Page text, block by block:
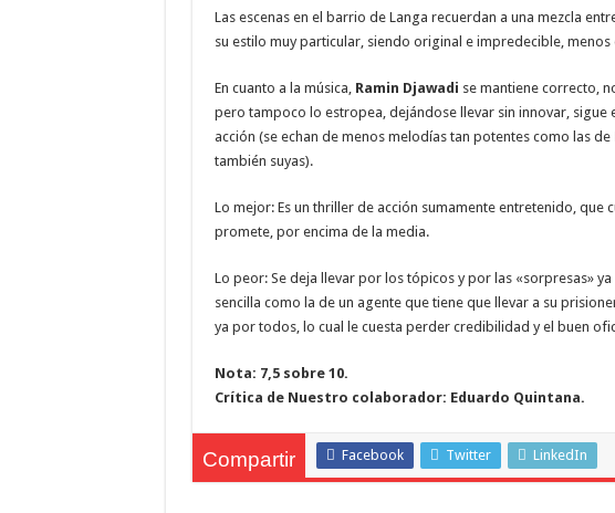
Las escenas en el barrio de Langa recuerdan a una mezcla
su estilo muy particular, siendo original e impredecible,
En cuanto a la música, Ramin Djawadi se mantiene correcto,
pero tampoco lo estropea, dejándose llevar sin innovar,
acción (se echan de menos melodías tan potentes como las de
también suyas).
Lo mejor: Es un thriller de acción sumamente entretenido, que
promete, por encima de la media.
Lo peor: Se deja llevar por los tópicos y por las «sorpresas»
sencilla como la de un agente que tiene que llevar a su
ya por todos, lo cual le cuesta perder credibilidad y el buen
Nota: 7,5 sobre 10.
Crítica de Nuestro colaborador: Eduardo Quintana.
Compartir Facebook Twitter LinkedIn